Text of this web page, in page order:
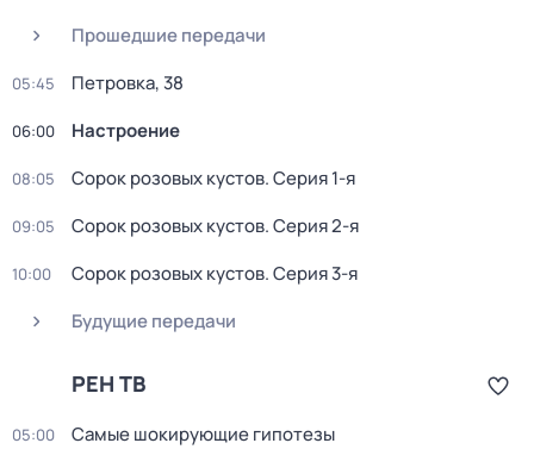
Прошедшие передачи
05:45 Петровка, 38
06:00 Настроение
08:05 Сорок розовых кустов. Серия 1-я
09:05 Сорок розовых кустов. Серия 2-я
10:00 Сорок розовых кустов. Серия 3-я
Будущие передачи
РЕН ТВ
05:00 Самые шoкиpующие гипотезы